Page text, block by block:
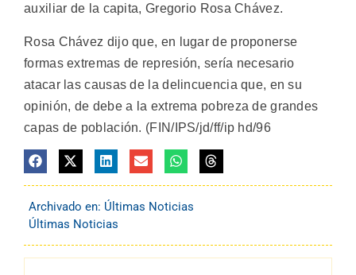
auxiliar de la capita, Gregorio Rosa Chávez.
Rosa Chávez dijo que, en lugar de proponerse
formas extremas de represión, sería necesario
atacar las causas de la delincuencia que, en su
opinión, de debe a la extrema pobreza de grandes
capas de población. (FIN/IPS/jd/ff/ip hd/96
Archivado en: Últimas Noticias
Últimas Noticias